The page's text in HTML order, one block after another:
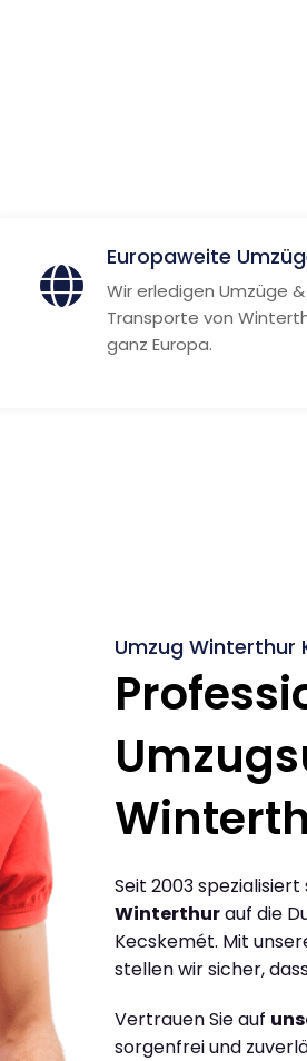
Europaweite
Wir erledigen Umzüge &
Transporte von
ganz Europa.
Umzug Winterthur
Seit 2003 spezialisiert
Winterthurauf die
Kecskemét. Mit
stellen wir sicher,
Vertrauen Sie auf
sorgenfrei und